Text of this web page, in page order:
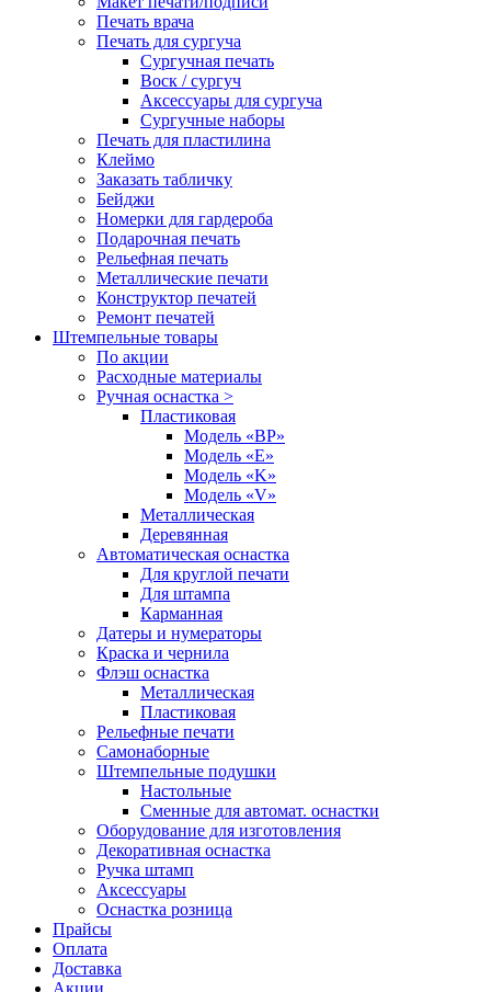
Печать врача
Печать для сургуча
Сургучная печать
Воск / сургуч
Аксессуары для сургуча
Сургучные наборы
Печать для пластилина
Клеймо
Заказать табличку
Бейджи
Номерки для гардероба
Подарочная печать
Рельефная печать
Металлические печати
Конструктор печатей
Ремонт печатей
Штемпельные товары
По акции
Расходные материалы
Ручная оснастка >
Пластиковая
Модель «BP»
Модель «E»
Модель «K»
Модель «V»
Металлическая
Деревянная
Автоматическая оснастка
Для круглой печати
Для штампа
Карманная
Датеры и нумераторы
Краска и чернила
Флэш оснастка
Металлическая
Пластиковая
Рельефные печати
Самонаборные
Штемпельные подушки
Настольные
Сменные для автомат. оснастки
Оборудование для изготовления
Декоративная оснастка
Ручка штамп
Аксессуары
Оснастка розница
Прайсы
Оплата
Доставка